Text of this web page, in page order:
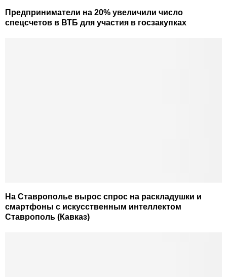
Предприниматели на 20% увеличили число
спецсчетов в ВТБ для участия в госзакупках
На Ставрополье вырос спрос на раскладушки и
смартфоны с искусственным интеллектом
Ставрополь (Кавказ)